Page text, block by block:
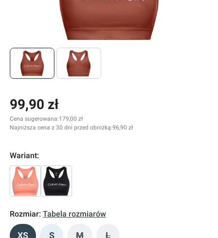
99,90 zł
Cena sugerowana:179,00 zł
Najniższa cena z 30 dni przed obniżką:96,90 zł
Wariant:
Rozmiar: Tabela rozmiarów
XS S M L